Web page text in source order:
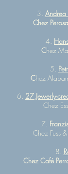
3. Andrea
Chez Perosa
4.
Chez
5.
Chez
6. 27 Jewerly-
Chez
7.
Chez Fuss &
8.
Chez Café